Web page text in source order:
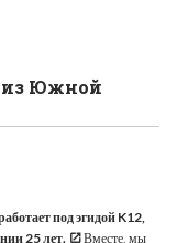
из Южной
под эгидой K12,
25 лет.
Вместе, мы